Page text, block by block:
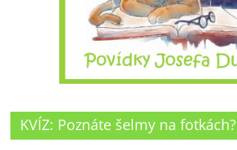
KVÍZ: Poznáte šelmy na fotkách?